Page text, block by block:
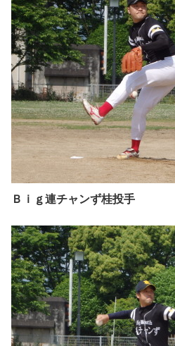
Ｂｉｇ連チャンず桂投手